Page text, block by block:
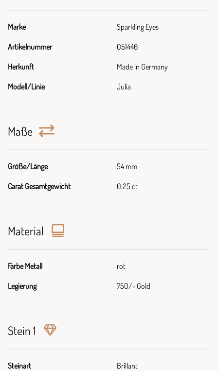
Marke Sparkling Eyes
Artikelnummer 051446
Herkunft Made in Germany
Modell/Linie Julia
Maße
Größe/Länge 54 mm
Carat Gesamtgewicht 0,25 ct
Material
Farbe Metall rot
Legierung 750/- Gold
Stein 1
Steinart Brillant